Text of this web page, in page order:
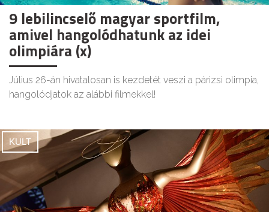
9 lebilincselő magyar sportfilm,
amivel hangolódhatunk az idei
olimpiára (x)
Július 26-án hivatalosan is kezdetét veszi a párizsi olimpia,
hangolódjatok az alábbi filmekkel!
KULT